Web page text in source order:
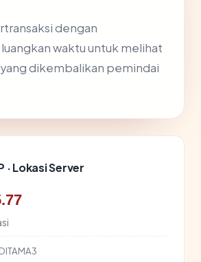
dengan
luangkan waktu untuk melihat
dikembalikan pemindai
· Lokasi Server